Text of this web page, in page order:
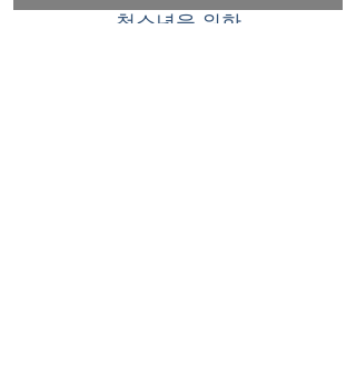
청소년을 위한